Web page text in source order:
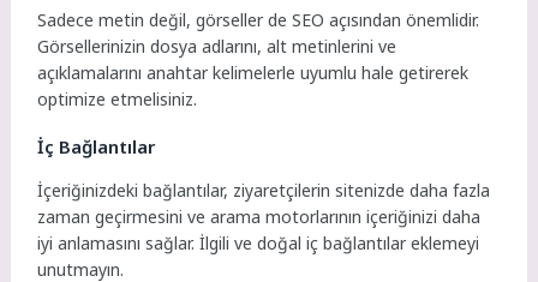
Sadece metin değil, görseller de SEO açısından önemlidir.
Görsellerinizin dosya adlarını, alt metinlerini ve
açıklamalarını anahtar kelimelerle uyumlu hale getirerek
optimize etmelisiniz.
İç Bağlantılar
İçeriğinizdeki bağlantılar, ziyaretçilerin sitenizde daha fazla
zaman geçirmesini ve arama motorlarının içeriğinizi daha
iyi anlamasını sağlar. İlgili ve doğal iç bağlantılar eklemeyi
unutmayın.